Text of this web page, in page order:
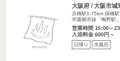
大阪府 / 大阪市城
京橋駅1.75km 緑橋
学園都市線「鴫野駅
営業時間 15:00～
入浴料金 600円～
日帰り 水風呂